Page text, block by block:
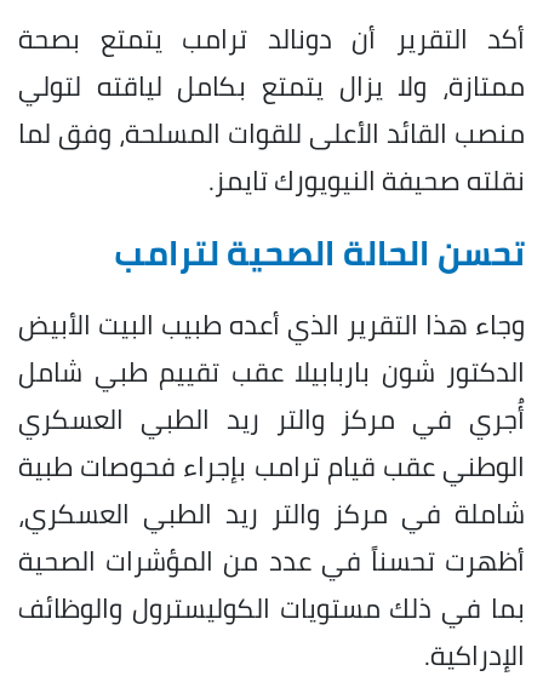
أكد التقرير أن دونالد ترامب يتمتع بصحة
ممتازة، ولا يزال يتمتع بكامل لياقته لتولي
منصب القائد الأعلى للقوات المسلحة، وفق لما
نقلته صحيفة النيويورك تايمز.
تحسن الحالة الصحية لترامب
وجاء هذا التقرير الذي أعده طبيب البيت الأبيض
الدكتور شون باربابيلا عقب تقييم طبي شامل
أُجري في مركز والتر ريد الطبي العسكري
الوطني عقب قيام ترامب بإجراء فحوصات طبية
شاملة في مركز والتر ريد الطبي العسكري،
أظهرت تحسناً في عدد من المؤشرات الصحية
بما في ذلك مستويات الكوليسترول والوظائف
الإدراكية.